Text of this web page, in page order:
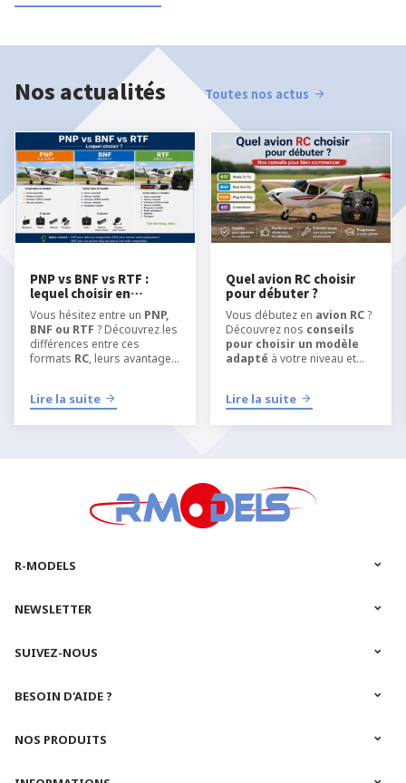
Nos actualités Toutes nos actus
PNP vs BNF vs RTF :
lequel choisir en
modélisme RC ?
Vous hésitez entre un PNP,
BNF ou RTF ? Découvrez les
différences entre ces
formats RC, leurs avantages
équipement et votre manière
Lire la suite
Quel avion RC choisir
pour débuter ?
Vous débutez en avion RC?
Découvrez nos conseils
pour choisir un modèle
adapté à votre niveau et
les meilleures conditions.
Lire la suite
NEWSLETTER
SUIVEZ-NOUS
R-MODELS
BESOIN D'AIDE ?
NOS PRODUITS